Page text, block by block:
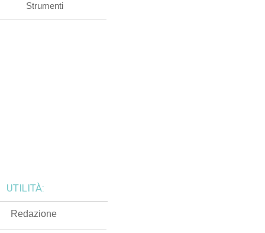
Strumenti
UTILITÀ:
Redazione